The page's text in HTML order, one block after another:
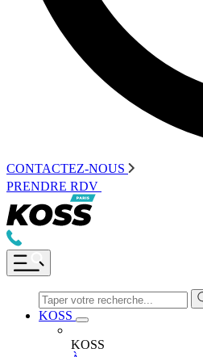
CONTACTEZ-NOUS
PRENDRE RDV
KOSS
KOSS